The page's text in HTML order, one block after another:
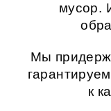
мусор.
Мы
к